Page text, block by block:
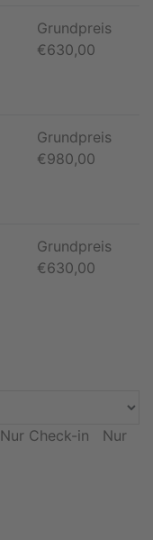
Grundpreis
€630,00
Grundpreis
€980,00
Grundpreis
€630,00
Nur Check-in
Nur